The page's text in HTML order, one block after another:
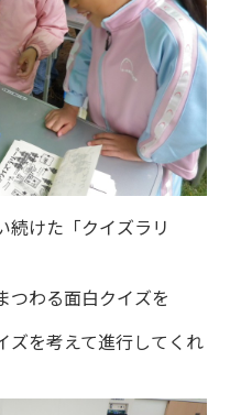
続けた「クイズラリ
つわる面白クイズを
ズを考えて進行してくれ